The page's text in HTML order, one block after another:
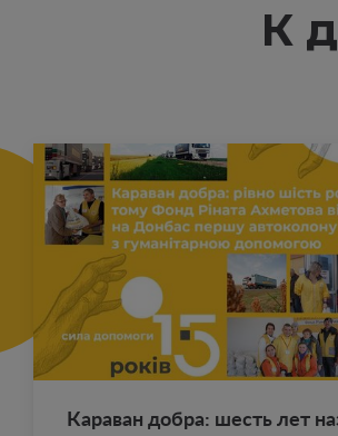
К
Ка­ра­ван добра: шесть лет